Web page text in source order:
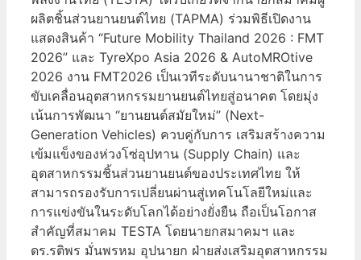
ผลิตชิ้นส่วนยานยนต์ไทย (TAPMA) ร่วมพิธีเปิดงาน
แสดงสินค้า “Future Mobility Thailand 2026 : FMT
2026” และ TyreXpo Asia 2026 & AutoMROtive
2026 งาน FMT2026 เป็นเวทีระดับนานาชาติในการ
ขับเคลื่อนอุตสาหกรรมยานยนต์ไทยสู่อนาคต โดยมุ่ง
เน้นการพัฒนา “ยานยนต์สมัยใหม่” (Next-
Generation Vehicles) ควบคู่กับการ เสริมสร้างความ
เข้มแข็งของห่วงโซ่อุปทาน (Supply Chain) และ
อุตสาหกรรมชิ้นส่วนยานยนต์ของประเทศไทย ให้
สามารถรองรับการเปลี่ยนผ่านสู่เทคโนโลยีใหม่และ
การแข่งขันในระดับโลกได้อย่างยั่งยืน ถือเป็นโอกาส
สำคัญที่สมาคม TESTA โดยนายกสมาคมฯ และ
ดร.รติพร มั่นพรหม อุปนายก ฝ่ายส่งเสริมอุตสาหกรรม